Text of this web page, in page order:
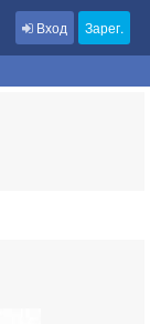
Вход Зарег.